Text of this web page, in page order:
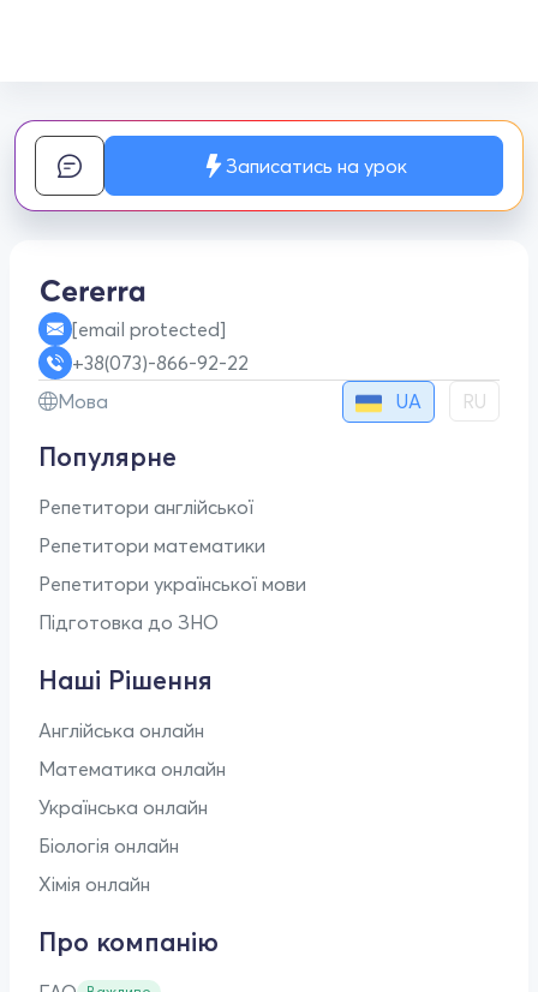
Записатись на урок
[email protected]
+38(073)-866-92-22
Мова
UA RU
Популярне
Репетитори англійської
Репетитори математики
Репетитори української мови
Підготовка до ЗНО
Наші Рішення
Англійська онлайн
Математика онлайн
Українська онлайн
Біологія онлайн
Хімія онлайн
Про компанію